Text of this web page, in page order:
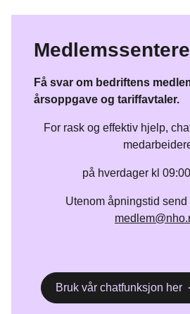
Få svar om bedriftens
årsoppgave og tariffavtaler.
For rask og effektiv hjelp,
på hverdager kl
Utenom åpningstid send
Bruk vår chatfunksjon her